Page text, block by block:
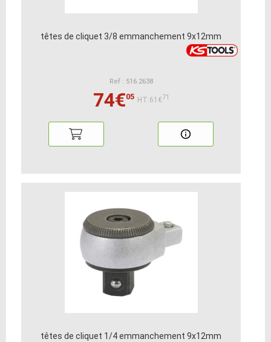
têtes de cliquet 3/8 emmanchement 9x12mm
Ref : 516.2638
74€05 HT:61€71
têtes de cliquet 1/4 emmanchement 9x12mm